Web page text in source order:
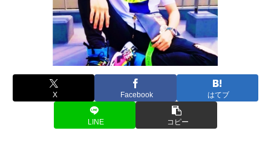
X Facebook はてブ
LINE コピー